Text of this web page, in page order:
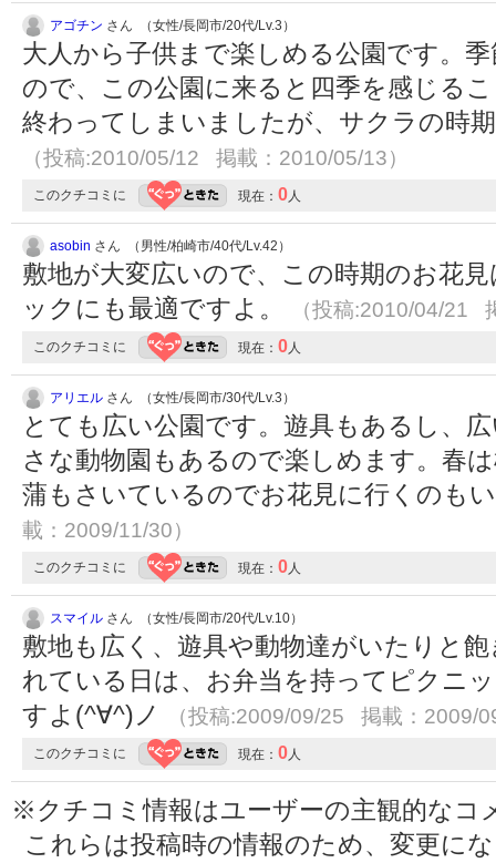
アゴチン さん （女性/長岡市/20代/Lv.3）
大人から子供まで楽しめる公園です。
ので、この公園に来ると四季を感じる
終わってしまいましたが、サクラの時
（投稿:2010/05/12 掲載：2010/05/13）
このクチコミに 現在： 0人
asobin さん （男性/柏崎市/40代/Lv.42）
敷地が大変広いので、この時期のお花
ックにも最適ですよ。
（投稿:2010/04/21
このクチコミに 現在： 0人
アリエル さん （女性/長岡市/30代/Lv.3）
とても広い公園です。遊具もあるし、
さな動物園もあるので楽しめます。春
蒲もさいているのでお花見に行くのも
載：2009/11/30）
このクチコミに 現在： 0人
スマイル さん （女性/長岡市/20代/Lv.10）
敷地も広く、遊具や動物達がいたりと
れている日は、お弁当を持ってピクニ
すよ(^∀^)ノ
（投稿:2009/09/25 掲載：2009/
このクチコミに 現在： 0人
※クチコミ情報はユーザーの主観的なコ
これらは投稿時の情報のため、変更に